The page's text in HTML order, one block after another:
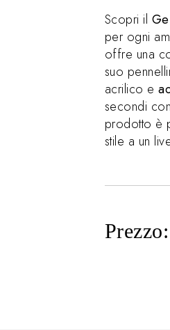
Scopri il
per ogni
offre una
suo
acrilico e
secondi
prodotto è
stile a un
Prezzo: